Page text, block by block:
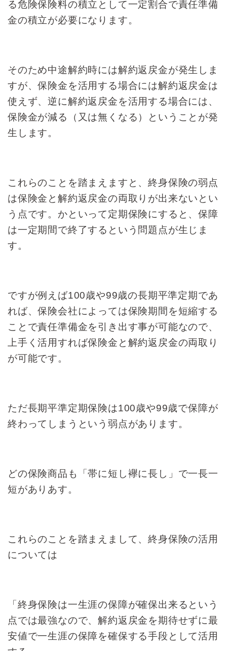
る危険保険料の積立として一定割合で責任準備
金の積立が必要になります。
そのため中途解約時には解約返戻金が発生しま
すが、保険金を活用する場合には解約返戻金は
使えず、逆に解約返戻金を活用する場合には、
保険金が減る（又は無くなる）
ということが発
生します。
これらのことを踏まえますと、終身保険の弱点
は保険金と解約返戻金の両取りが出来ないとい
う点です。 かといって定期保険にすると、保障
は一定期間で終了するという 問題点が生じま
す。
ですが例えば100歳や99歳の長期平準定期であ
れば、保険会社によっては保険期間を短縮する
ことで責任準備金を引き出す事が可能なので、
上手く活用すれば保険金と解約返戻金の両取り
が可能です。
ただ長期平準定期保険は100歳や99歳で保障が
終わってしまうという弱点があります。
どの保険商品も「帯に短し襷に長し」で一長一
短がありあす。
これらのことを踏まえまして、終身保険の活用
については
「終身保険は一生涯の保障が確保出来るという
点では最強なので、解約返戻金を期待せずに最
安値で一生涯の保障を確保する手段として活用